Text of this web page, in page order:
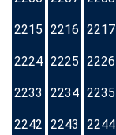
2215 2216 2217
2224 2225 2226
2233 2234 2235
2242 2243 2244